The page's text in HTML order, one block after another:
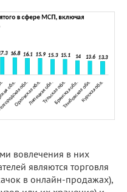
вовлечения в них
являются торговля
в онлайн-продажах),